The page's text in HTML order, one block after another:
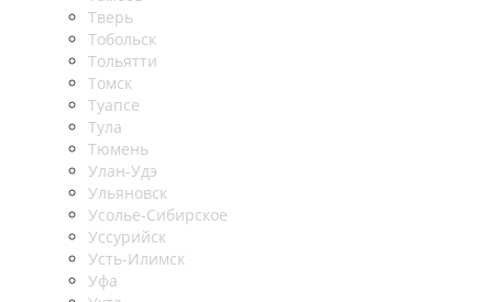
Тверь
Тобольск
Тольятти
Томск
Туапсе
Тула
Тюмень
Улан-Удэ
Ульяновск
Усолье-Сибирское
Уссурийск
Усть-Илимск
Уфа